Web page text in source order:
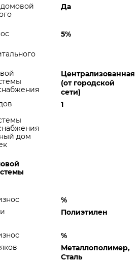
Да
5%
Централизованная
(от городской
сети)
дом
1
%
Полиэтилен
%
Металлополимер,
Сталь